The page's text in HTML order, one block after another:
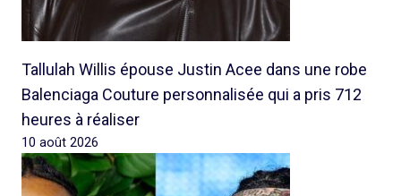
Tallulah Willis épouse Justin Acee dans une robe
Balenciaga Couture personnalisée qui a pris 712
heures à réaliser
10 août 2026